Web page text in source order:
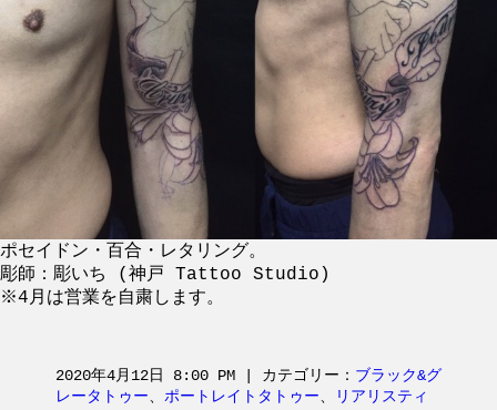
ポセイドン・百合・レタリング。
彫師：彫いち (神戸 Tattoo Studio)
※4月は営業を自粛します。
2020年4月12日 8:00 PM | カテゴリー： ブラック&グ
レータトゥー、 ポートレイトタトゥー、
リアリスティ